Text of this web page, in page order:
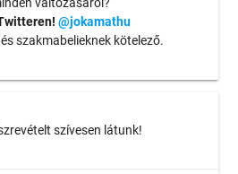
változásáról?
@jokamathu
szakmabelieknek kötelező.
szívesen látunk!